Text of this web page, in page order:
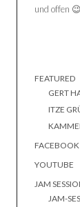
und offen 😉
FEATURED
GERT
ITZE
FACEBOOK
YOUTUBE
JAM
JAM-